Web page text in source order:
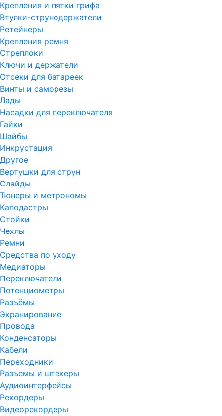
Крепления и пятки грифа
Втулки-струнодержатели
Ретейнеры
Крепления ремня
Стреплоки
Ключи и держатели
Отсеки для батареек
Винты и саморезы
Лады
Насадки для переключателя
Гайки
Шайбы
Инкрустация
Другое
Вертушки для струн
Слайды
Тюнеры и метрономы
Каподастры
Стойки
Чехлы
Ремни
Средства по уходу
Медиаторы
Переключатели
Потенциометры
Разъёмы
Экранирование
Провода
Конденсаторы
Кабели
Переходники
Разъемы и штекеры
Аудиоинтерфейсы
Рекордеры
Видеорекордеры